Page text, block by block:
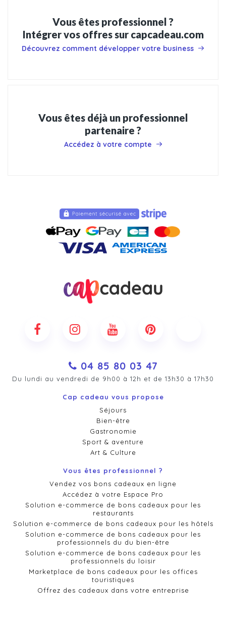
Vous êtes professionnel ?
Intégrer vos offres sur capcadeau.com
Découvrez comment développer votre business
Vous êtes déjà un professionnel
partenaire ?
Accédez à votre compte
04 85 80 03 47
Du lundi au vendredi de 9h00 à 12h et de 13h30 à 17h30
Cap cadeau vous propose
Séjours
Bien-être
Gastronomie
Sport & aventure
Art & Culture
Vous êtes professionnel ?
Vendez vos bons cadeaux en ligne
Accédez à votre Espace Pro
Solution e-commerce de bons cadeaux pour les
restaurants
Solution e-commerce de bons cadeaux pour les hôtels
Solution e-commerce de bons cadeaux pour les
professionnels du du bien-être
Solution e-commerce de bons cadeaux pour les
professionnels du loisir
Marketplace de bons cadeaux pour les offices
touristiques
Offrez des cadeaux dans votre entreprise